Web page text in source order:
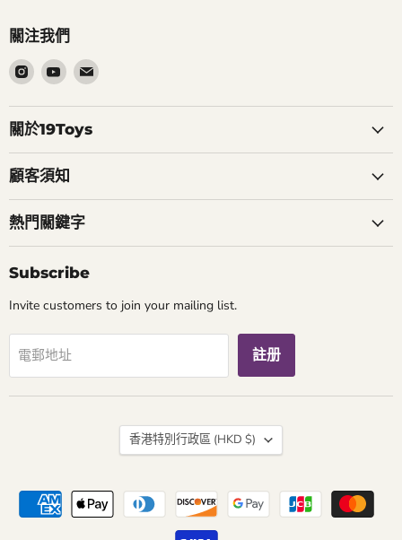
關注我們
在
Instagram
找
到
們
在
Youtube
找
到
們
在
郵
關於19Toys
顧客須知
熱門關鍵字
Subscribe
Invite customers to join your mailing list.
電郵地址 註册
國
家
香港特別行政區 (HKD $)